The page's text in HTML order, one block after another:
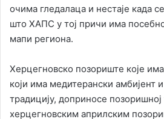
очима гледалаца и нестаје када
што ХАПС у тој причи има посебно
мапи региона.
Херцегновско позориште које има
који има медитерански амбијент
традицију, доприносе позоришној
херцегновским априлским